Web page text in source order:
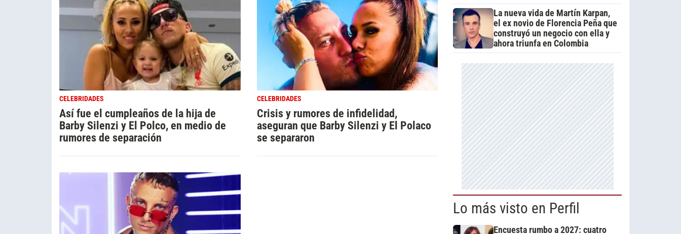
CELEBRIDADES
Así fue el cumpleaños de la hija de
Barby Silenzi y El Polco, en medio de
rumores de separación
CELEBRIDADES
Crisis y rumores de infidelidad,
aseguran que Barby Silenzi y El Polaco
se separaron
La nueva vida de Martín Karpan,
el ex novio de Florencia Peña que
construyó un negocio con ella y
ahora triunfa en Colombia
Lo más visto en Perfil
Encuesta rumbo a 2027: cuatro